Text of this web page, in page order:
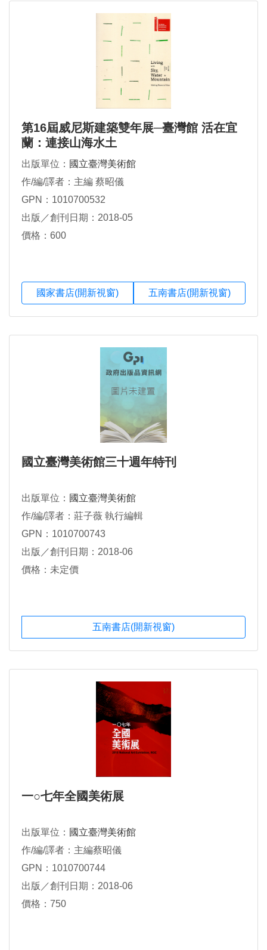
第16屆威尼斯建築雙年展─臺灣館 活在宜
蘭：連接山海水土
出版單位： 國立臺灣美術館
作/編/譯者：主編 蔡昭儀
GPN：1010700532
出版／創刊日期：2018-05
價格：600
國家書店(開新視窗) 五南書店(開新視窗)
國立臺灣美術館三十週年特刊
出版單位： 國立臺灣美術館
作/編/譯者：莊子薇 執行編輯
GPN：1010700743
出版／創刊日期：2018-06
價格：未定價
五南書店(開新視窗)
一○七年全國美術展
出版單位： 國立臺灣美術館
作/編/譯者：主編蔡昭儀
GPN：1010700744
出版／創刊日期：2018-06
價格：750